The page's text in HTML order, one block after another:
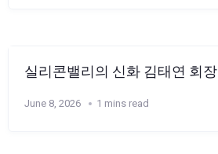
실리콘밸리의 신화 김태연 회장
June 8, 2026 1 mins read